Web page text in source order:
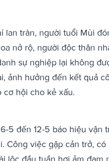
lan tràn, người tuổi Mùi
nở rộ, người độc thân
sự nghiệp lại không
ảnh hưởng đến kết quả
cơ hội cho kẻ xấu.
5 đến 12-5 báo hiệu
Công việc gặp cản trở,
lộc đầu tuần hơi ảm